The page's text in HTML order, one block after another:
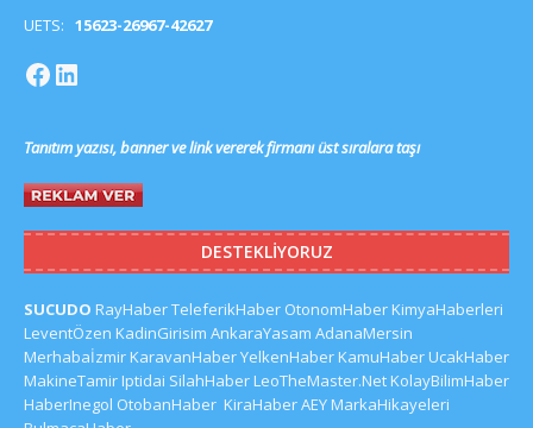
UETS: 15623-26967-42627
Tanıtım yazısı, banner ve link vererek firmanı üst sıralara taşı
DESTEKLIYORUZ
SUCUDO RayHaberTeleferikHaber OtonomHaberKimyaHaberleri
LeventÖzen KadinGirisim AnkaraYasam AdanaMersin
MerhabaİzmirKaravanHaberYelkenHaberKamuHaberUcakHaber
MakineTamirIptidai SilahHaberLeoTheMaster.NetKolayBilimHaber
HaberInegol OtobanHaber KiraHaberAEYMarkaHikayeleri